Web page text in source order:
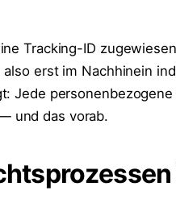
Tracking-ID
erst im Nachhinein
Jede
und das vorab.